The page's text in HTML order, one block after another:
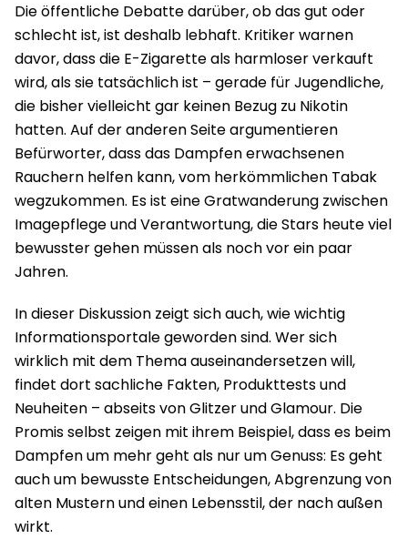
Die öffentliche Debatte darüber, ob das gut oder
schlecht ist, ist deshalb lebhaft. Kritiker warnen
davor, dass die E-Zigarette als harmloser verkauft
wird, als sie tatsächlich ist – gerade für Jugendliche,
die bisher vielleicht gar keinen Bezug zu Nikotin
hatten. Auf der anderen Seite argumentieren
Befürworter, dass das Dampfen erwachsenen
Rauchern helfen kann, vom herkömmlichen Tabak
wegzukommen. Es ist eine Gratwanderung zwischen
Imagepflege und Verantwortung, die Stars heute viel
bewusster gehen müssen als noch vor ein paar
Jahren.
In dieser Diskussion zeigt sich auch, wie wichtig
Informationsportale geworden sind. Wer sich
wirklich mit dem Thema auseinandersetzen will,
findet dort sachliche Fakten, Produkttests und
Neuheiten – abseits von Glitzer und Glamour. Die
Promis selbst zeigen mit ihrem Beispiel, dass es beim
Dampfen um mehr geht als nur um Genuss: Es geht
auch um bewusste Entscheidungen, Abgrenzung von
alten Mustern und einen Lebensstil, der nach außen
wirkt.